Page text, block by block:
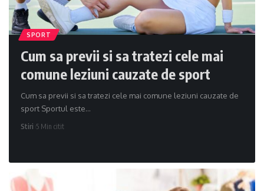
SPORT
Cum sa previi si sa tratezi cele mai
comune leziuni cauzate de sport
Cum sa previi si sa tratezi cele mai comune leziuni cauzate de
sport Sportul este…
Stiri 5 Min citit